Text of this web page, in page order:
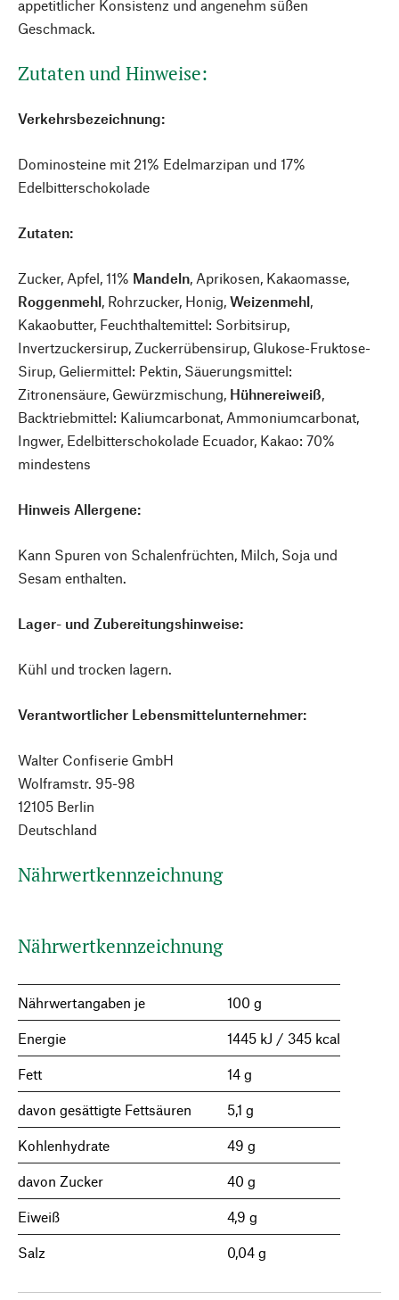
appetitlicher Konsistenz und angenehm süßen
Geschmack.
Zutaten und Hinweise:
Verkehrsbezeichnung:
Dominosteine mit 21% Edelmarzipan und 17%
Edelbitterschokolade
Zutaten:
Zucker, Apfel, 11% Mandeln, Aprikosen, Kakaomasse,
Roggenmehl, Rohrzucker, Honig, Weizenmehl,
Kakaobutter, Feuchthaltemittel: Sorbitsirup,
Invertzuckersirup, Zuckerrübensirup, Glukose-Fruktose-
Sirup, Geliermittel: Pektin, Säuerungsmittel:
Zitronensäure, Gewürzmischung, Hühnereiweiß,
Backtriebmittel: Kaliumcarbonat, Ammoniumcarbonat,
Ingwer, Edelbitterschokolade Ecuador, Kakao: 70%
mindestens
Hinweis Allergene:
Kann Spuren von Schalenfrüchten, Milch, Soja und
Sesam enthalten.
Lager- und Zubereitungshinweise:
Kühl und trocken lagern.
Verantwortlicher Lebensmittelunternehmer:
Walter Confiserie GmbH
Wolframstr. 95-98
12105 Berlin
Deutschland
Nährwertkennzeichnung
Nährwertkennzeichnung
Nährwertangaben je 100 g
Energie 1445 kJ / 345 kcal
Fett 14 g
davon gesättigte Fettsäuren 5,1 g
Kohlenhydrate 49 g
davon Zucker 40 g
Eiweiß 4,9 g
Salz 0,04 g